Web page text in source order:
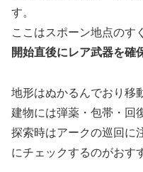
す。
ここはスポーン地点のす
開始直後にレア武器を確
地形はぬかるんでおり移
建物には弾薬・包帯・回
探索時はアークの巡回に
にチェックするのがおす